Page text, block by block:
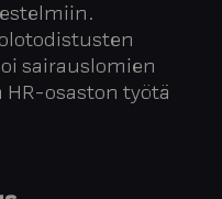
sairauslomien
osaston työtä